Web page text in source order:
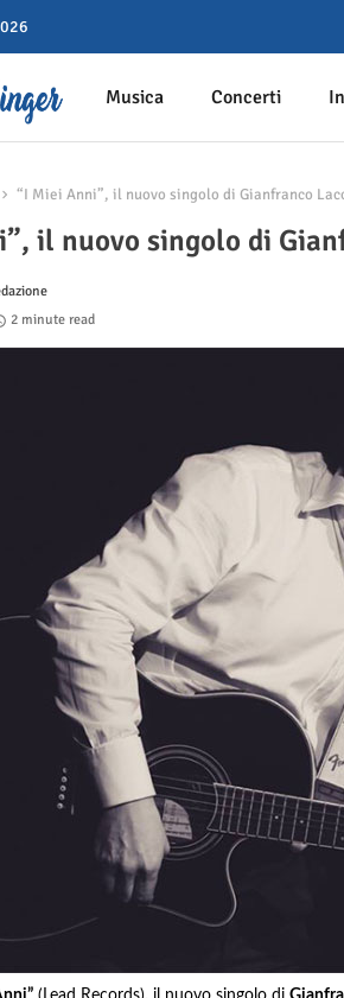
Musica Concerti
“I Miei Anni”, il nuovo singolo di Gianfranco
il nuovo singolo di
2 minute read